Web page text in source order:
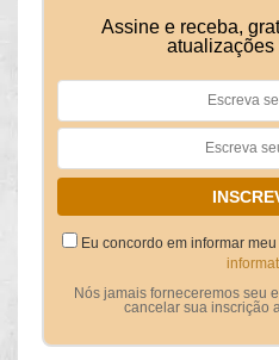
Assine e receba,
atualizações
Eu concordo em informar
Nós jamais forneceremos seu
cancelar sua inscrição